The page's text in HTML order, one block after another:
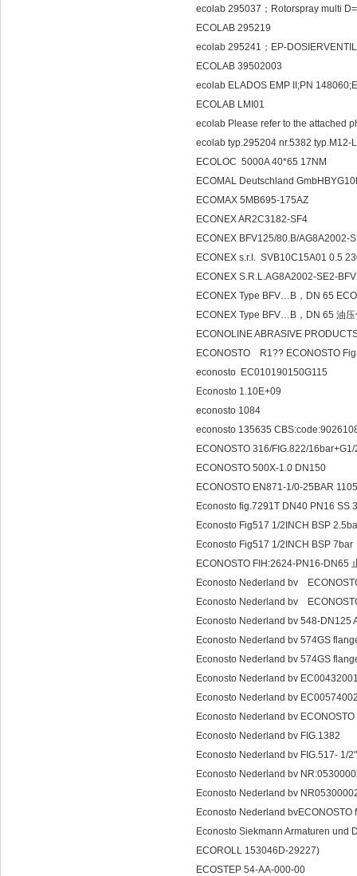
ecolab 295037；Rotorspray multi
ECOLAB 295219
ecolab 295241；EP-
ECOLAB 39502003
ecolab ELADOS EMP II;PN
ECOLAB LMI01
ecolab Please refer to the attached
ecolab typ.295204 nr.5382 typ.M12-
ECOLOC 5000A 40*65 17NM
ECOMAL Deutschland
ECOMAX 5MB695-175AZ
ECONEX AR2C3182-SF4
ECONEX BFV125/80.B/AG8A2002-
ECONEX s.r.l. SVB10C15A01 0.5
ECONEX S.R.L.AG8A2002-SE2-
ECONEX Type BFV…B，DN 65
ECONEX Type BFV…B，DN 65 油
ECONOLINE ABRASIVE
ECONOSTO R1??
econosto EC010190150G115
Econosto 1.10E+09
econosto 1084
econosto 135635
ECONOSTO 316/FIG.822/16bar+G1/
ECONOSTO 500X-1.0 DN150
ECONOSTO EN871-1/0-25BAR
Econosto fig.7291T DN40 PN16 SS
Econosto Fig517 1/2INCH BSP
Econosto Fig517 1/2INCH BSP 7bar
ECONOSTO FIH:2624-PN16-DN65
Econosto Nederland
Econosto Nederland
Econosto Nederland bv 548-
Econosto Nederland bv 574GS
Econosto Nederland bv 574GS
Econosto Nederland bv
Econosto Nederland bv
Econosto Nederland bv
Econosto Nederland bv FIG.1382
Econosto Nederland bv FIG.517- 1/
Econosto Nederland bv
Econosto Nederland bv
Econosto Nederland
Econosto Siekmann Armaturen und
ECOROLL 153046D-29227)
ECOSTEP 54-AA-000-00